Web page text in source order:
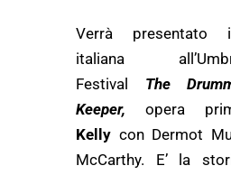
Verrà presentato
italiana
Festival
The
Keeper, opera
Kelly con Dermot
McCarthy. E’ la